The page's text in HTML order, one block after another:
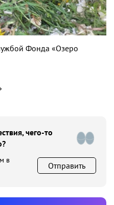
Фонда «Озеро
чего-то
в
Отправить